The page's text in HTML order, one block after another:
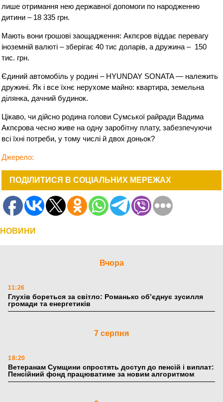
лише отримання нею державної допомоги по народженню
дитини – 18 335 грн.
Мають вони грошові заощадження: Акпєров віддає перевагу
іноземній валюті – зберігає 40 тис доларів, а дружина – 150
тис. грн.
Єдиний автомобіль у родині – HYUNDAY SONATA — належить
дружині. Як і все їхнє нерухоме майно: квартира, земельна
ділянка, дачний будинок.
Цікаво, чи дійсно родина голови Сумської райради Вадима
Акпєрова чесно живе на одну заробітну плату, забезпечуючи
всі їхні потреби, у тому числі й двох доньок?
Джерело:
ПОДІЛИТИСЯ В СОЦІАЛЬНИХ МЕРЕЖАХ
НОВИНИ
Вчора
11:26
Глухів бореться за світло: Романько об’єднує зусилля
громади та енергетиків
7 серпня
18:20
Ветеранам Сумщини спростять доступ до пенсій і виплат:
Пенсійний фонд працюватиме за новим алгоритмом